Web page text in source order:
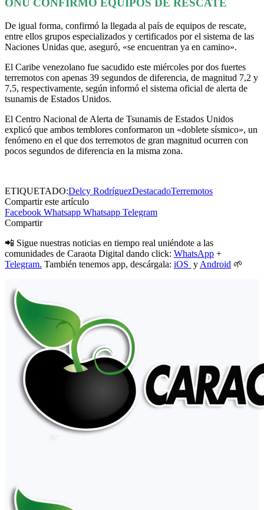
ONU CONFIRMÓ EQUIPOS DE RESCATE
De igual forma, confirmó la llegada al país de equipos de rescate,
entre ellos grupos especializados y certificados por el sistema de las
Naciones Unidas que, aseguró, «se encuentran ya en camino».
El Caribe venezolano fue sacudido este miércoles por dos fuertes
terremotos con apenas 39 segundos de diferencia, de magnitud 7,2 y
7,5, respectivamente, según informó el sistema oficial de alerta de
tsunamis de Estados Unidos.
El Centro Nacional de Alerta de Tsunamis de Estados Unidos
explicó que ambos temblores conformaron un «doblete sísmico», un
fenómeno en el que dos terremotos de gran magnitud ocurren con
pocos segundos de diferencia en la misma zona.
ETIQUETADO:Delcy RodríguezDestacadoTerremotos
Compartir este artículo
Facebook Whatsapp Whatsapp Telegram
Compartir
📲 Sigue nuestras noticias en tiempo real uniéndote a las
comunidades de Caraota Digital dando click: WhatsApp +
Telegram. También tenemos app, descárgala: iOS y Android 🌱